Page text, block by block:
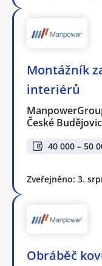
Montážník
interiérů
České
40 000 – 50
Zveřejněno: 3.
Obráběč